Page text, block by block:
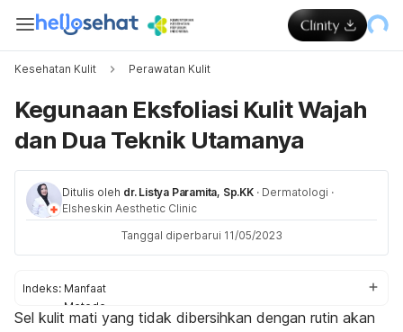
Kesehatan Kulit Perawatan Kulit
Kegunaan Eksfoliasi Kulit Wajah
dan Dua Teknik Utamanya
Ditulis oleh dr. Listya Paramita, Sp.KK · Dermatologi ·
Elsheskin Aesthetic Clinic
Tanggal diperbarui 11/05/2023
Indeks: Manfaat
Metode
Waktu eksfoliasi
Sel kulit mati yang tidak dibersihkan dengan rutin akan